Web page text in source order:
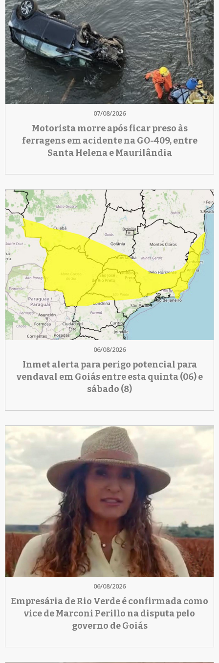
07/08/2026
Motorista morre após ficar preso às
ferragens em acidente na GO-409, entre
Santa Helena e Maurilândia
06/08/2026
Inmet alerta para perigo potencial para
vendaval em Goiás entre esta quinta (06) e
sábado (8)
06/08/2026
Empresária de Rio Verde é confirmada como
vice de Marconi Perillo na disputa pelo
governo de Goiás